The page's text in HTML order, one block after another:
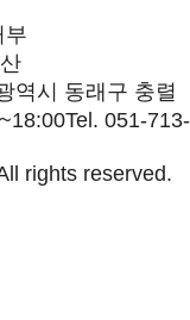
부
역시 동래구 충렬
Tel. 051-713-
rights reserved.